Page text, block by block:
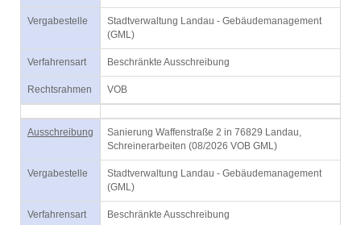
Vergabestelle
Stadtverwaltung Landau - Gebäudemanagement
(GML)
Verfahrensart Beschränkte Ausschreibung
Rechtsrahmen VOB
Ausschreibung
Sanierung Waffenstraße 2 in 76829 Landau,
Schreinerarbeiten (08/2026 VOB GML)
Vergabestelle
Stadtverwaltung Landau - Gebäudemanagement
(GML)
Verfahrensart Beschränkte Ausschreibung